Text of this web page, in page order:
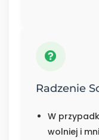
Radzenie
W
wolniej i